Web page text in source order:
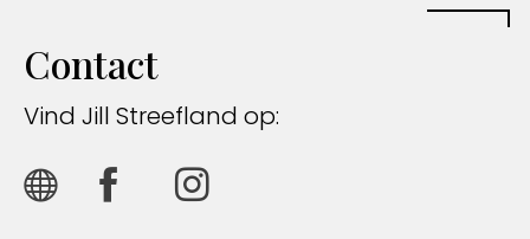
Contact
Vind Jill Streefland op: